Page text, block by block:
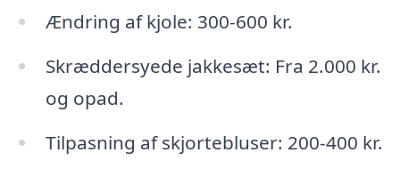
Ændring af kjole: 300-600 kr.
Skræddersyede jakkesæt: Fra 2.000 kr.
og opad.
Tilpasning af skjortebluser: 200-400 kr.